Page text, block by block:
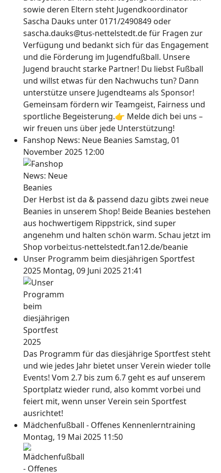
sowie deren Eltern steht Jugendkoordinator
Sascha Dauks unter 0171/2490849 oder
sascha.dauks@tus-nettelstedt.de für Fragen zur
Verfügung und bedankt sich für das Engagement
und die Förderung im Jugendfußball. Unsere
Jugend braucht starke Partner! Du liebst Fußball
und willst etwas für den Nachwuchs tun? Dann
unterstütze unsere Jugendteams als Sponsor!
Gemeinsam fördern wir Teamgeist, Fairness und
sportliche Begeisterung.👉 Melde dich bei uns –
wir freuen uns über jede Unterstützung!
Fanshop News: Neue Beanies Samstag, 01
November 2025 12:00
Der Herbst ist da & passend dazu gibts zwei neue
Beanies in unserem Shop! Beide Beanies bestehen
aus hochwertigem Rippstrick, sind super
angenehm und halten schön warm. Schau jetzt im
Shop vorbei:tus-nettelstedt.fan12.de/beanie
Unser Programm beim diesjährigen Sportfest
2025 Montag, 09 Juni 2025 21:41
Das Programm für das diesjährige Sportfest steht
und wie jedes Jahr bietet unser Verein wieder tolle
Events! Vom 2.7 bis zum 6.7 geht es auf unserem
Sportplatz wieder rund, also kommt vorbei und
feiert mit, wenn unser Verein sein Sportfest
ausrichtet!
Mädchenfußball - Offenes Kennenlerntraining
Montag, 19 Mai 2025 11:50